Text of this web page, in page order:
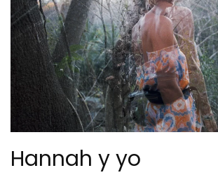
Hannah y yo